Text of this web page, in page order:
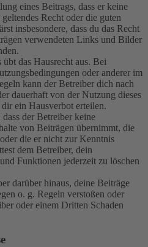
eines Beitrags, dass er keine
Recht oder die guten
insbesondere, dass du das Recht
verwendeten Links und Bilder
das Hausrecht aus. Bei
oder anderer im
kann der Betreiber dich nach
dauerhaft von der Nutzung dieses
ein Hausverbot erteilen.
der Betreiber keine
von Beiträgen übernimmt, die
die er nicht zur Kenntnis
dem Betreiber, dein
Funktionen jederzeit zu löschen
darüber hinaus, deine Beiträge
o. g. Regeln verstoßen oder
oder einem Dritten Schaden